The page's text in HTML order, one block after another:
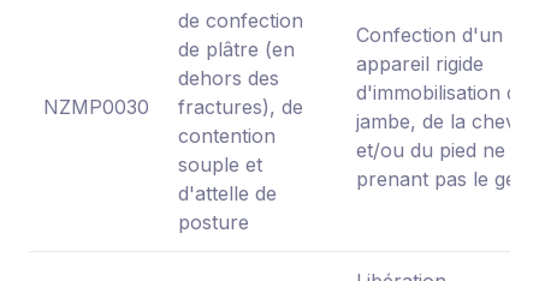
NZMP0030
de confection
de plâtre (en
dehors des
fractures), de
contention
souple et
d'attelle de
posture
Confection d'un
appareil rigide
d'immobilisation de
jambe, de la cheville
et/ou du pied ne
prenant pas le